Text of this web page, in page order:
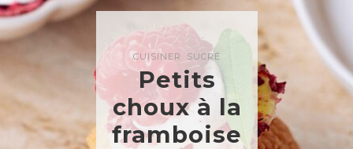
CUISINER SUCRÉ
Petits
choux à la
framboise